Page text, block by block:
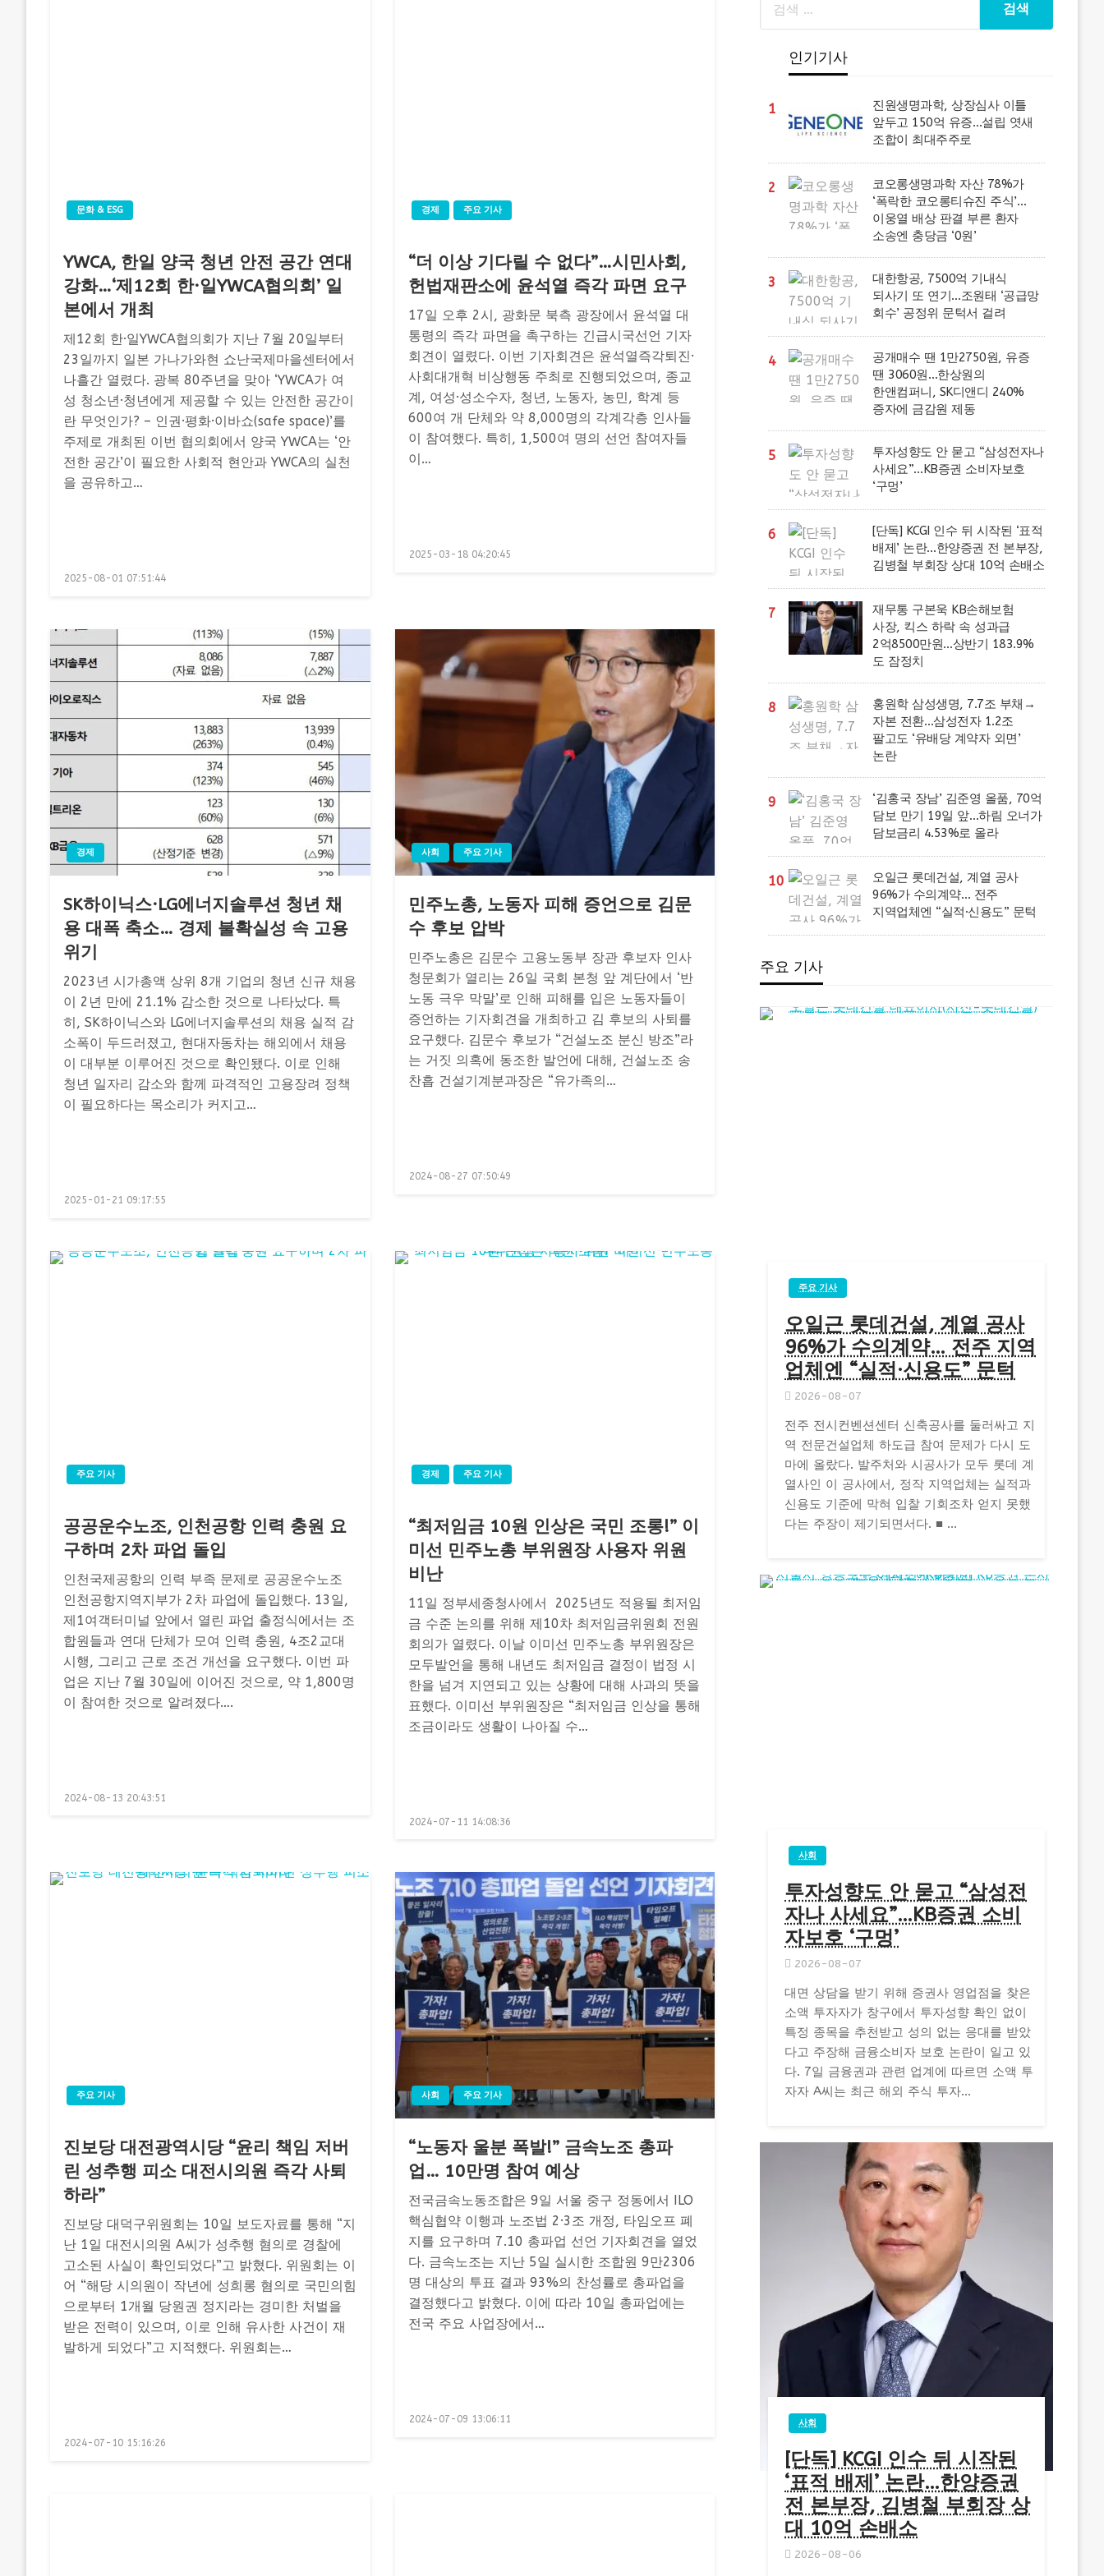
문화 & ESG
YWCA, 한일 양국 청년 안전 공간 연대
강화…‘제12회 한·일YWCA협의회’ 일
본에서 개최
제12회 한·일YWCA협의회가 지난 7월 20일부터
23일까지 일본 가나가와현 쇼난국제마을센터에서
나흘간 열렸다. 광복 80주년을 맞아 ‘YWCA가 여
성 청소년·청년에게 제공할 수 있는 안전한 공간이
란 무엇인가? – 인권·평화·이바쇼(safe space)’를
주제로 개최된 이번 협의회에서 양국 YWCA는 ‘안
전한 공간’이 필요한 사회적 현안과 YWCA의 실천
을 공유하고…
Posted
2025-08-01 07:51:44
경제 주요 기사
“더 이상 기다릴 수 없다”…시민사회,
헌법재판소에 윤석열 즉각 파면 요구
17일 오후 2시, 광화문 북측 광장에서 윤석열 대
통령의 즉각 파면을 촉구하는 긴급시국선언 기자
회견이 열렸다. 이번 기자회견은 윤석열즉각퇴진·
사회대개혁 비상행동 주최로 진행되었으며, 종교
계, 여성·성소수자, 청년, 노동자, 농민, 학계 등
600여 개 단체와 약 8,000명의 각계각층 인사들
이 참여했다. 특히, 1,500여 명의 선언 참여자들
이…
Posted
2025-03-18 04:20:45
경제
SK하이닉스·LG에너지솔루션 청년 채
용 대폭 축소… 경제 불확실성 속 고용
위기
2023년 시가총액 상위 8개 기업의 청년 신규 채용
이 2년 만에 21.1% 감소한 것으로 나타났다. 특
히, SK하이닉스와 LG에너지솔루션의 채용 실적 감
소폭이 두드러졌고, 현대자동차는 해외에서 채용
이 대부분 이루어진 것으로 확인됐다. 이로 인해
청년 일자리 감소와 함께 파격적인 고용장려 정책
이 필요하다는 목소리가 커지고…
Posted
2025-01-21 09:17:55
사회 주요 기사
민주노총, 노동자 피해 증언으로 김문
수 후보 압박
민주노총은 김문수 고용노동부 장관 후보자 인사
청문회가 열리는 26일 국회 본청 앞 계단에서 ‘반
노동 극우 막말’로 인해 피해를 입은 노동자들이
증언하는 기자회견을 개최하고 김 후보의 사퇴를
요구했다. 김문수 후보가 “건설노조 분신 방조”라
는 거짓 의혹에 동조한 발언에 대해, 건설노조 송
찬흡 건설기계분과장은 “유가족의…
Posted
2024-08-27 07:50:49
주요 기사
공공운수노조, 인천공항 인력 충원 요
구하며 2차 파업 돌입
인천국제공항의 인력 부족 문제로 공공운수노조
인천공항지역지부가 2차 파업에 돌입했다. 13일,
제1여객터미널 앞에서 열린 파업 출정식에서는 조
합원들과 연대 단체가 모여 인력 충원, 4조2교대
시행, 그리고 근로 조건 개선을 요구했다. 이번 파
업은 지난 7월 30일에 이어진 것으로, 약 1,800명
이 참여한 것으로 알려졌다….
Posted
2024-08-13 20:43:51
경제 주요 기사
“최저임금 10원 인상은 국민 조롱!” 이
미선 민주노총 부위원장 사용자 위원
비난
11일 정부세종청사에서 2025년도 적용될 최저임
금 수준 논의를 위해 제10차 최저임금위원회 전원
회의가 열렸다. 이날 이미선 민주노총 부위원장은
모두발언을 통해 내년도 최저임금 결정이 법정 시
한을 넘겨 지연되고 있는 상황에 대해 사과의 뜻을
표했다. 이미선 부위원장은 “최저임금 인상을 통해
조금이라도 생활이 나아질 수…
Posted
2024-07-11 14:08:36
주요 기사
진보당 대전광역시당 “윤리 책임 저버
린 성추행 피소 대전시의원 즉각 사퇴
하라”
진보당 대덕구위원회는 10일 보도자료를 통해 “지
난 1일 대전시의원 A씨가 성추행 혐의로 경찰에
고소된 사실이 확인되었다”고 밝혔다. 위원회는 이
어 “해당 시의원이 작년에 성희롱 혐의로 국민의힘
으로부터 1개월 당원권 정지라는 경미한 처벌을
받은 전력이 있으며, 이로 인해 유사한 사건이 재
발하게 되었다”고 지적했다. 위원회는…
Posted
2024-07-10 15:16:26
사회 주요 기사
“노동자 울분 폭발!” 금속노조 총파
업… 10만명 참여 예상
전국금속노동조합은 9일 서울 중구 정동에서 ILO
핵심협약 이행과 노조법 2·3조 개정, 타임오프 폐
지를 요구하며 7.10 총파업 선언 기자회견을 열었
다. 금속노조는 지난 5일 실시한 조합원 9만2306
명 대상의 투표 결과 93%의 찬성률로 총파업을
결정했다고 밝혔다. 이에 따라 10일 총파업에는
전국 주요 사업장에서…
Posted
2024-07-09 13:06:11
인기기사
1
진원생명과학, 상장심사 이틀
앞두고 150억 유증…설립 엿새
조합이 최대주주로
2
코오롱생명과학 자산 78%가
‘폭락한 코오롱티슈진 주식’…
이웅열 배상 판결 부른 환자
소송엔 충당금 ‘0원’
3
대한항공, 7500억 기내식
되사기 또 연기…조원태 ‘공급망
회수’ 공정위 문턱서 걸려
4
공개매수 땐 1만2750원, 유증
땐 3060원…한상원의
한앤컴퍼니, SK디앤디 240%
증자에 금감원 제동
5
투자성향도 안 묻고 “삼성전자나
사세요”…KB증권 소비자보호
‘구멍’
6
[단독] KCGI 인수 뒤 시작된 ‘표적
배제’ 논란…한양증권 전 본부장,
김병철 부회장 상대 10억 손배소
7
재무통 구본욱 KB손해보험
사장, 킥스 하락 속 성과급
2억8500만원…상반기 183.9%
도 잠정치
8
홍원학 삼성생명, 7.7조 부채→
자본 전환…삼성전자 1.2조
팔고도 ‘유배당 계약자 외면’
논란
9
‘김홍국 장남’ 김준영 올품, 70억
담보 만기 19일 앞…하림 오너가
담보금리 4.53%로 올라
10
오일근 롯데건설, 계열 공사
96%가 수의계약… 전주
지역업체엔 “실적·신용도” 문턱
주요 기사
주요 기사
오일근 롯데건설, 계열 공사
96%가 수의계약… 전주 지역
업체엔 “실적·신용도” 문턱
2026-08-07
전주 전시컨벤션센터 신축공사를 둘러싸고 지
역 전문건설업체 하도급 참여 문제가 다시 도
마에 올랐다. 발주처와 시공사가 모두 롯데 계
열사인 이 공사에서, 정작 지역업체는 실적과
신용도 기준에 막혀 입찰 기회조차 얻지 못했
다는 주장이 제기되면서다. ■ ...
사회
투자성향도 안 묻고 “삼성전
자나 사세요”…KB증권 소비
자보호 ‘구멍’
2026-08-07
대면 상담을 받기 위해 증권사 영업점을 찾은
소액 투자자가 창구에서 투자성향 확인 없이
특정 종목을 추천받고 성의 없는 응대를 받았
다고 주장해 금융소비자 보호 논란이 일고 있
다. 7일 금융권과 관련 업계에 따르면 소액 투
자자 A씨는 최근 해외 주식 투자...
사회
[단독] KCGI 인수 뒤 시작된
‘표적 배제’ 논란…한양증권
전 본부장, 김병철 부회장 상
대 10억 손배소
2026-08-06